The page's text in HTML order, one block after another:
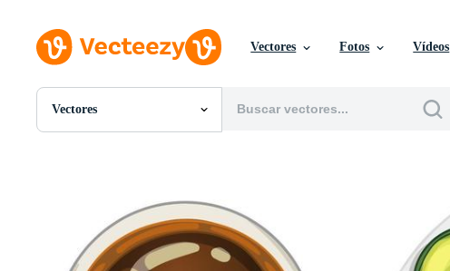
Vectores Fotos Vídeos
Vectores
Todas Imágenes
Plantillas
Vectores
Videos